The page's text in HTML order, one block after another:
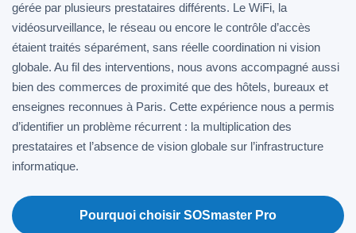
gérée par plusieurs prestataires différents. Le WiFi, la
vidéosurveillance, le réseau ou encore le contrôle d’accès
étaient traités séparément, sans réelle coordination ni vision
globale. Au fil des interventions, nous avons accompagné aussi
bien des commerces de proximité que des hôtels, bureaux et
enseignes reconnues à Paris. Cette expérience nous a permis
d’identifier un problème récurrent : la multiplication des
prestataires et l’absence de vision globale sur l’infrastructure
informatique.
Pourquoi choisir SOSmaster Pro